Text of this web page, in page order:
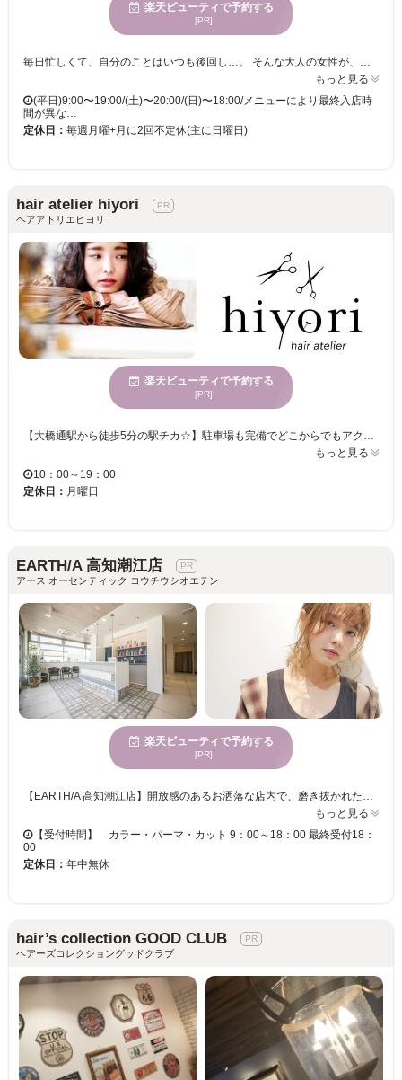
楽天ビューティで予約する
[PR]
毎日忙しくて、自分のことはいつも後回し…。 そんな大人の女性が、ふっと力を抜ける場所でありたいと思っています。 髪のうねり・パサつき・広がりが気になり始める30代〜40代の方には、髪への負担を抑え、自然な仕上がりになる「髪質改善ストレート(縮毛矯正)」で、乾かすだけでまとまる扱いやすい髪へ。 朝の支度がラクになり、「もっと早く来ればよかった」と感じていただけるような仕上がりを目指しています。 さらに、ダメージを抑えた「髪質改善カラー」や「髪質改善白髪染め」など、大人女性が安心して続けられる施術にもこだわっています。 また、ストレスや疲れが抜けにくくなる年代の女性には、「ドライヘッドスパ」が人気です。 目の重さや頭のコリをじんわりほぐし、終わった頃には視界が明るくなるような、深いリラックス時間をご提供しています。 毎月のご褒美として通われるお客様も多いメニューです。 ★お電話でのご予約、お問い合わせには対応しておりません。ネット予約にご協力お願い致します★
もっと見る
(平日)9:00〜19:00/(土)〜20:00/(日)〜18:00/メニューにより最終入店時
間が異な…
定休日： 毎週月曜+月に2回不定休(主に日曜日)
hair atelier hiyori
ヘアアトリエヒヨリ
楽天ビューティで予約する
[PR]
もっと見る
10：00～19：00
定休日： 月曜日
EARTH/A 高知潮江店
アース オーセンティック コウチウシオエテン
楽天ビューティで予約する
[PR]
もっと見る
【受付時間】 カラー・パーマ・カット 9：00～18：00 最終受付18：
00
定休日： 年中無休
hair’s collection GOOD CLUB
ヘアーズコレクショングッドクラブ